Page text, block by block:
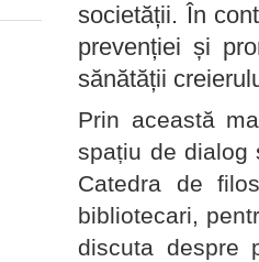
societății. În
prevenției și
sănătății
Prin această
spațiu de dialog
Catedra de
bibliotecari,
discuta despre